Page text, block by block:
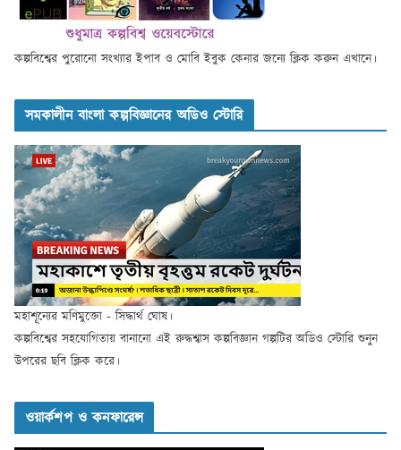
কল্পবিশ্বের পুরোনো সংখ্যার ইপাব ও মোবি ইবুক কেনার জন্যে ক্লিক করুন এখানে।
সমকালীন বাংলা কল্পবিজ্ঞানের অডিও স্টোরি
মহাশূন্যের মণিমুক্তো - সিদ্ধার্থ ঘোষ।
কল্পবিশ্বের সহযোগিতায় বানানো এই রুদ্ধশ্বাস কল্পবিজ্ঞান গল্পটির অডিও স্টোরি শুনুন
উপরের ছবি ক্লিক করে।
ওয়ার্কশপ ও কনফারেন্স